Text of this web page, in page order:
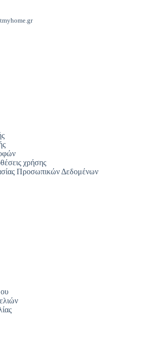
χρήσης
Προσωπικών Δεδομένων